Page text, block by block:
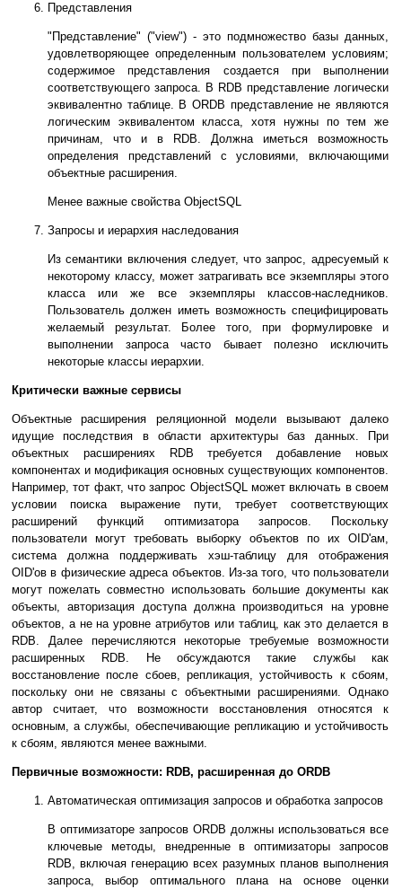
Представления
"Представление" ("view") - это подмножество базы данных,
удовлетворяющее определенным пользователем условиям;
содержимое представления создается при выполнении
соответствующего запроса. В RDB представление логически
эквивалентно таблице. В ORDB представление не являются
логическим эквивалентом класса, хотя нужны по тем же
причинам, что и в RDB. Должна иметься возможность
определения представлений с условиями, включающими
объектные расширения.
Менее важные свойства ObjectSQL
Запросы и иерархия наследования
Из семантики включения следует, что запрос, адресуемый к
некоторому классу, может затрагивать все экземпляры этого
класса или же все экземпляры классов-наследников.
Пользователь должен иметь возможность специфицировать
желаемый результат. Более того, при формулировке и
выполнении запроса часто бывает полезно исключить
некоторые классы иерархии.
Критически важные сервисы
Объектные расширения реляционной модели вызывают далеко
идущие последствия в области архитектуры баз данных. При
объектных расширениях RDB требуется добавление новых
компонентах и модификация основных существующих компонентов.
Например, тот факт, что запрос ObjectSQL может включать в своем
условии поиска выражение пути, требует соответствующих
расширений функций оптимизатора запросов. Поскольку
пользователи могут требовать выборку объектов по их OID'ам,
система должна поддерживать хэш-таблицу для отображения
OID'ов в физические адреса объектов. Из-за того, что пользователи
могут пожелать совместно использовать большие документы как
объекты, авторизация доступа должна производиться на уровне
объектов, а не на уровне атрибутов или таблиц, как это делается в
RDB. Далее перечисляются некоторые требуемые возможности
расширенных RDB. Не обсуждаются такие службы как
восстановление после сбоев, репликация, устойчивость к сбоям,
поскольку они не связаны с объектными расширениями. Однако
автор считает, что возможности восстановления относятся к
основным, а службы, обеспечивающие репликацию и устойчивость
к сбоям, являются менее важными.
Первичные возможности: RDB, расширенная до ORDB
Автоматическая оптимизация запросов и обработка запросов
В оптимизаторе запросов ORDB должны использоваться все
ключевые методы, внедренные в оптимизаторы запросов
RDB, включая генерацию всех разумных планов выполнения
запроса, выбор оптимального плана на основе оценки